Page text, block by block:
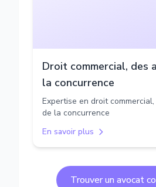
Droit commercial, des
la concurrence
Expertise en droit
de la concurrence
En savoir plus
Trouver un avocat